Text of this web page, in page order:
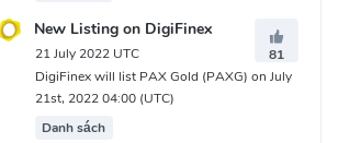
New Listing on DigiFinex
21 July 2022 UTC
81
DigiFinex will list PAX Gold (PAXG) on July
21st, 2022 04:00 (UTC)
Danh sách